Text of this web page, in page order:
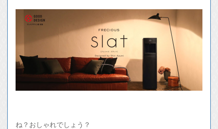
ね？おしゃれでしょう？